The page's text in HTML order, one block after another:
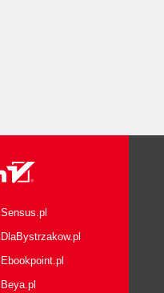
Sensus.pl
DlaBystrzakow.pl
Ebookpoint.pl
Beya.pl